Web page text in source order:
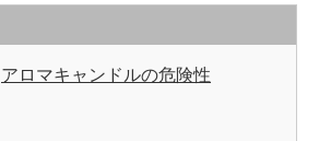
アロマキャンドルの危険性